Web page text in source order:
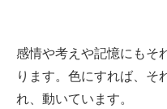
感情や考えや記憶にもそ
ります。色にすれば、そ
れ、動いています。